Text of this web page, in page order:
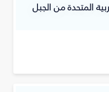
المتحدة من الجبل